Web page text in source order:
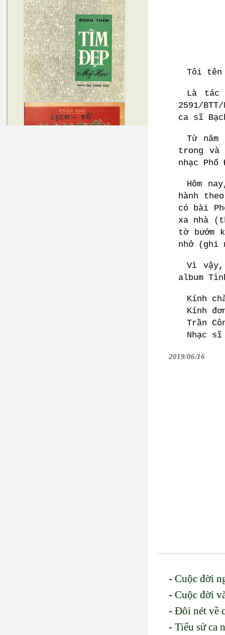
Tôi tên
Là tác
2591/
ca sĩ
Từ
trong và
nhạc Phố
Hôm
hành
có bài
xa nhà
tờ bướm
nhở (ghi
Vì vậy,
album
Kính
Kính
Trần
Nhạc sĩ
2019/06/16
-Cuộc đời
-Cuộc đời
-Đôi nét về
-Tiểu sử ca